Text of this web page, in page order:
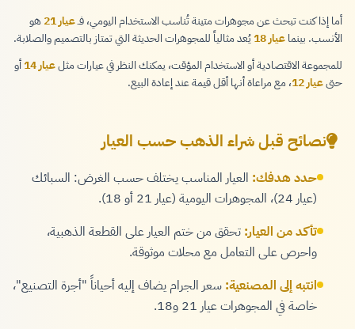
أما إذا كنت تبحث عن مجوهرات متينة تُناسب الاستخدام اليومي، فـعيار 21
هو
الأنسب. بينماعيار 18
يُعد مثالياً للمجوهرات الحديثة التي تمتاز بالتصميم والصلابة.
للمجموعة الاقتصادية أو الاستخدام المؤقت، يمكنك النظر في عيارات مثلعيار 14
أو
حتىعيار 12 ، مع مراعاة أنها أقل قيمة عند إعادة البيع.
نصائح قبل شراء الذهب حسب العيار
حدد هدفك: العيار المناسب يختلف حسب الغرض: السبائك
(عيار 24)، المجوهرات اليومية (عيار 21 أو 18).
تأكد من العيار: تحقق من ختم العيار على القطعة الذهبية،
واحرص على التعامل مع محلات موثوقة.
انتبه إلى المصنعية: سعر الجرام يضاف إليه أحياناً "أجرة التصنيع"،
خاصة في المجوهرات عيار 21 و18.